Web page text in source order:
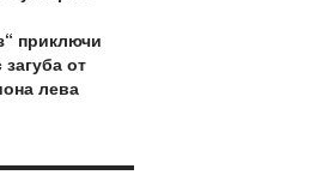
приключи
загуба от
лева